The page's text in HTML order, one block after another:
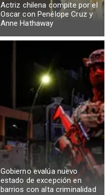
Actriz chilena compite por el
Oscar con Penélope Cruz y
Anne Hathaway
Gobierno evalúa nuevo
estado de excepción en
barrios con alta criminalidad